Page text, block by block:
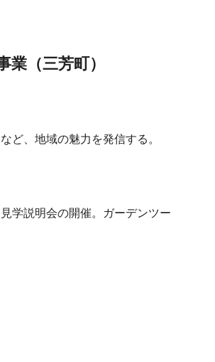
（三芳町）
ど、地域の魅力を発信する。
学説明会の開催。ガーデンツー